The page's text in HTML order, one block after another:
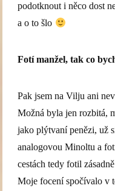
podotknout i něco dost
a o to šlo
Fotí manžel, tak co
Pak jsem na Vilju ani
Možná byla jen rozbitá,
jako plýtvaní penězi, už
analogovou Minoltu a
cestách tedy fotil
Moje focení spočívalo v